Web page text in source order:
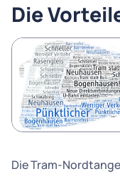
Die
Die Tram-